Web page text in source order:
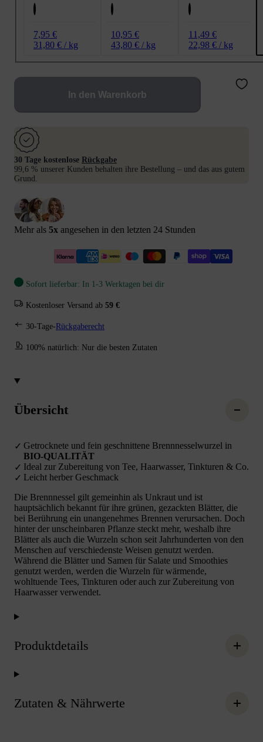
7,95 €
31,80 € / kg
10,95 €
43,80 € / kg
11,49 €
22,98 € / kg
In den Warenkorb
30 Tage kostenlose Rückgabe
99,6 % unserer Kunden behalten ihre Bestellung – und das aus gutem
Grund.
Mehr als 5x angesehen in den letzten 24 Stunden
Sofort lieferbar: In 1-3 Werktagen bei dir
Kostenloser Versand ab 59 €
30-Tage- Rückgaberecht
100% natürlich: Nur die besten Zutaten
Übersicht
Getrocknete und fein geschnittene Brennnesselwurzel in
BIO-QUALITÄT
Ideal zur Zubereitung von Tee, Haarwasser, Tinkturen & Co.
Leicht herber Geschmack
Die Brennnessel gilt gemeinhin als Unkraut und ist
hauptsächlich bekannt für ihre grünen, gezackten Blätter, die
bei Berührung ein unangenehmes Brennen verursachen. Doch
hinter der unscheinbaren Pflanze steckt mehr, weshalb ihre
Blätter als auch die Wurzeln schon seit Jahrhunderten von den
Menschen auf verschiedenste Weisen genutzt werden.
Während die Blätter und Samen für Salate und Smoothies
genutzt werden, werden die Wurzeln für wärmende,
wohltuende Tees, Tinkturen oder auch zur Zubereitung von
Haarwasser verwendet.
Produktdetails
Zutaten & Nährwerte